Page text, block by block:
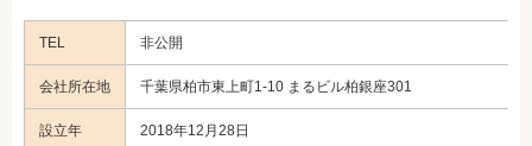
TEL 非公開
会社所在地 千葉県柏市東上町1-10 まるビル柏銀座301
設立年 2018年12月28日